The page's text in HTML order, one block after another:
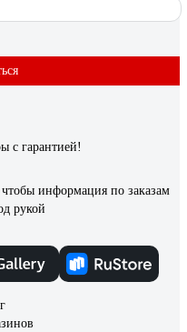
с гарантией!
информация по заказам
рукой